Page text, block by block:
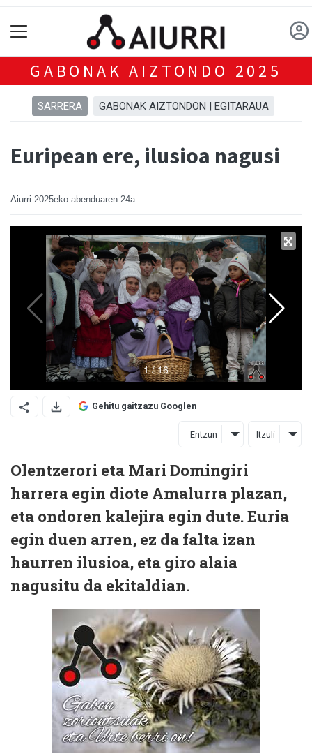
GABONAK AIZTONDO 2025
SARRERA GABONAK AIZTONDON | EGITARAUA
Euripean ere, ilusioa nagusi
Aiurri 2025eko abenduaren 24a
Gehitu gaitzazu Googlen
Entzun Itzuli
Olentzerori eta Mari Domingiri
harrera egin diote Amalurra plazan,
eta ondoren kalejira egin dute. Euria
egin duen arren, ez da falta izan
haurren ilusioa, eta giro alaia
nagusitu da ekitaldian.